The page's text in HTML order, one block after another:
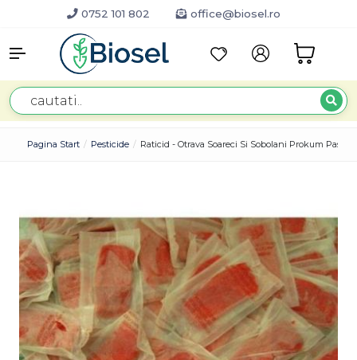
0752 101 802 office@biosel.ro
Pagina Start Pesticide Raticid - Otrava Soareci Si Sobolani Prokum Pasta